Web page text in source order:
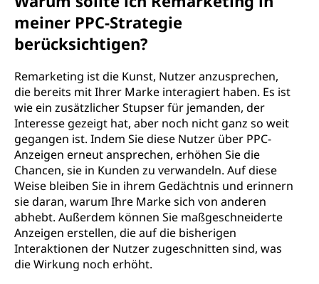
meiner PPC-Strategie
berücksichtigen?
Remarketing ist die Kunst, Nutzer anzusprechen,
die bereits mit Ihrer Marke interagiert haben. Es ist
wie ein zusätzlicher Stupser für jemanden, der
Interesse gezeigt hat, aber noch nicht ganz so weit
gegangen ist. Indem Sie diese Nutzer über PPC-
Anzeigen erneut ansprechen, erhöhen Sie die
Chancen, sie in Kunden zu verwandeln. Auf diese
Weise bleiben Sie in ihrem Gedächtnis und erinnern
sie daran, warum Ihre Marke sich von anderen
abhebt. Außerdem können Sie maßgeschneiderte
Anzeigen erstellen, die auf die bisherigen
Interaktionen der Nutzer zugeschnitten sind, was
die Wirkung noch erhöht.